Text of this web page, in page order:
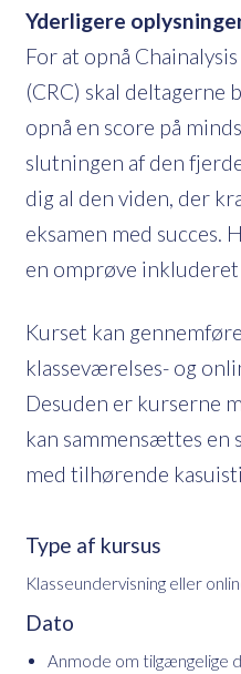
Yderligere
For at opnå
(CRC) skal deltagerne
opnå en score på
slutningen af den
dig al den viden, der
eksamen med succes.
en omprøve
Kurset kan
klasseværelses- og
Desuden er kurserne
kan sammensættes
med tilhørende
Type af kursus
Klasseundervisning eller
Dato
Anmode om tilgængelige